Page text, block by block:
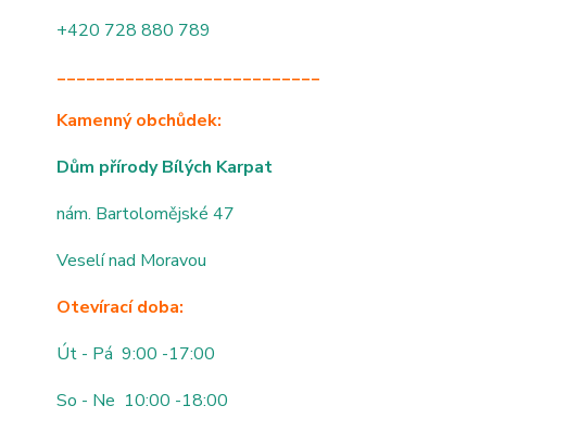
+420 728 880 789
___________________________
Kamenný obchůdek:
Dům přírody Bílých Karpat
nám. Bartolomějské 47
Veselí nad Moravou
Otevírací doba:
Út - Pá 9:00 -17:00
So - Ne 10:00 -18:00